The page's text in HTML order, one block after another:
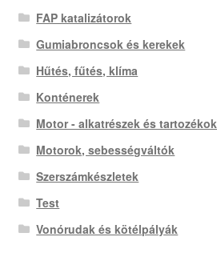
FAP katalizátorok
Gumiabroncsok és kerekek
Hűtés, fűtés, klíma
Konténerek
Motor - alkatrészek és tartozékok
Motorok, sebességváltók
Szerszámkészletek
Test
Vonórudak és kötélpályák